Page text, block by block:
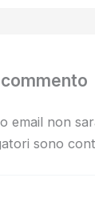
email non
sono